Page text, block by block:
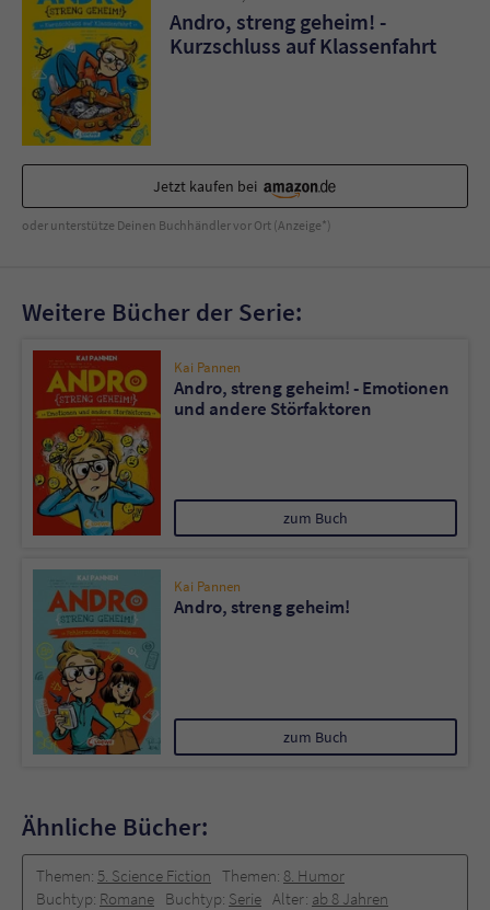
Andro, streng geheim! -
Kurzschluss auf Klassenfahrt
Jetzt kaufen bei
oder unterstütze Deinen Buchhändler vor Ort (Anzeige*)
Weitere Bücher der Serie:
Kai Pannen
Andro, streng geheim! - Emotionen
und andere Störfaktoren
zum Buch
Kai Pannen
Andro, streng geheim!
zum Buch
Ähnliche Bücher:
Themen: 5. Science Fiction Themen: 8. Humor
Buchtyp: Romane Buchtyp: Serie Alter: ab 8 Jahren